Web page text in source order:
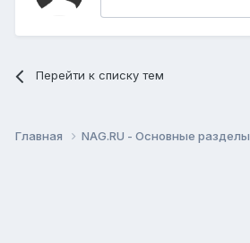
Перейти к списку тем
Главная NAG.RU - Основные разделы